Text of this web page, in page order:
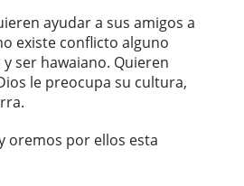
ayudar a sus amigos a
existe conflicto alguno
ser hawaiano. Quieren
le preocupa su cultura,
oremos por ellos esta